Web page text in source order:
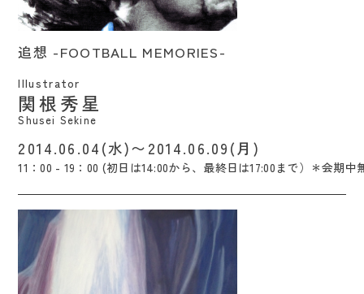
Sekine
追想 -FOOTBALL MEMORIES-
Illustrator
関根秀星
Shusei Sekine
2014.06.04(水)〜2014.06.09(月)
11：00 - 19：00 (初日は14:00から、最終日は17:00まで）＊会期中